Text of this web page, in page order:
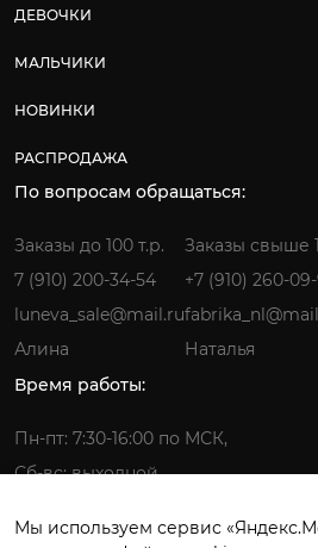
ДЕВОЧКИ
МАЛЬЧИКИ
НОВИНКИ
РАСПРОДАЖА
По вопросам обращаться:
Заказы до 100 т.р.
7 (910) 200-34-54
luneva_sale@mail.ru
Алина
Заказы свыше
+7 (910) 260-
Наталья
Время работы:
Пн-пт: 7:30-16:00 по МСК,
Сб-вс: выходной
Мы используем сервис